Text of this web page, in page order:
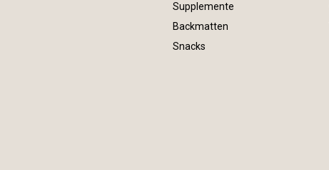
Supplemente
Backmatten
Snacks